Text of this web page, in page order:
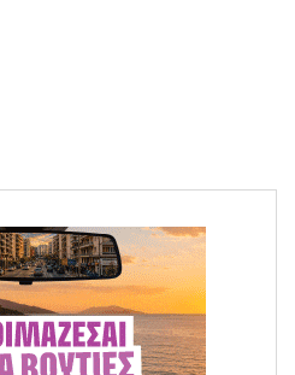
Άρτας